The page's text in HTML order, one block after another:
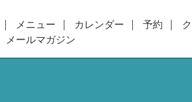
メニュー カレンダー 予約
メールマガジン